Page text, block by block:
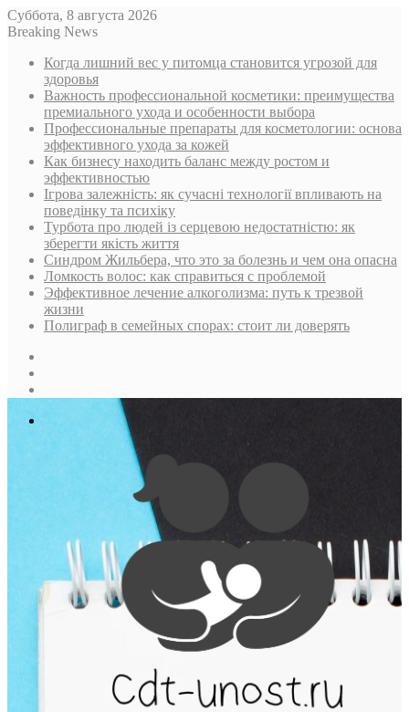
Суббота, 8 августа 2026
Breaking News
Когда лишний вес у питомца становится угрозой для
здоровья
Важность профессиональной косметики: преимущества
премиального ухода и особенности выбора
Профессиональные препараты для косметологии: основа
эффективного ухода за кожей
Как бизнесу находить баланс между ростом и
эффективностью
Ігрова залежність: як сучасні технології впливають на
поведінку та психіку
Турбота про людей із серцевою недостатністю: як
зберегти якість життя
Синдром Жильбера, что это за болезнь и чем она опасна
Ломкость волос: как справиться с проблемой
Эффективное лечение алкоголизма: путь к трезвой
жизни
Полиграф в семейных спорах: стоит ли доверять